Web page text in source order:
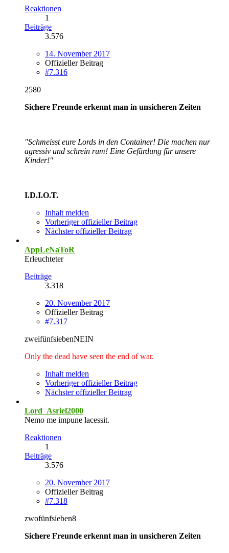
Reaktionen
1
Beiträge
3.576
14. November 2017
Offizieller Beitrag
#7.316
2580
Sichere Freunde erkennt man in unsicheren Zeiten
"Schmeisst eure Lords in den Container! Die machen nur
agressiv und schrein rum! Eine Gefärdung für unsere
Kinder!"
I.D.I.O.T.
Inhalt melden
Vorheriger offizieller Beitrag
Nächster offizieller Beitrag
AppLeNaToR
Erleuchteter
Beiträge
3.318
20. November 2017
Offizieller Beitrag
#7.317
zweifünfsiebenNEIN
Only the dead have seen the end of war.
Inhalt melden
Vorheriger offizieller Beitrag
Nächster offizieller Beitrag
Lord_Asriel2000
Nemo me impune lacessit.
Reaktionen
1
Beiträge
3.576
20. November 2017
Offizieller Beitrag
#7.318
zwofünfsieben8
Sichere Freunde erkennt man in unsicheren Zeiten